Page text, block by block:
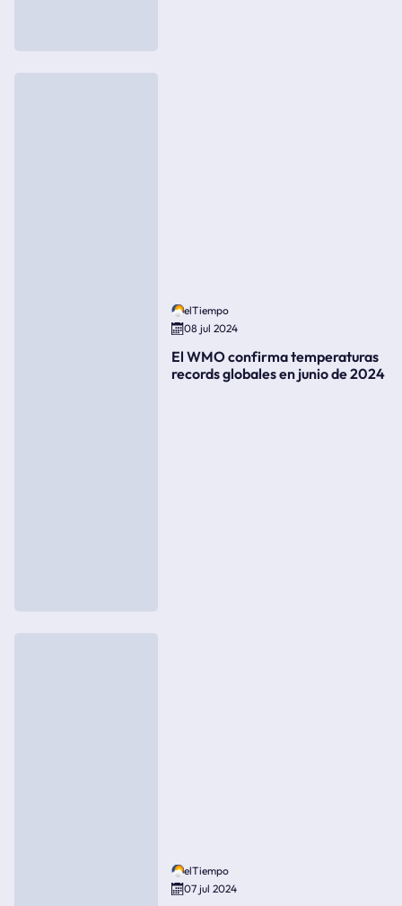
elTiempo
08 jul 2024
El WMO confirma temperaturas
records globales en junio de 2024
elTiempo
07 jul 2024